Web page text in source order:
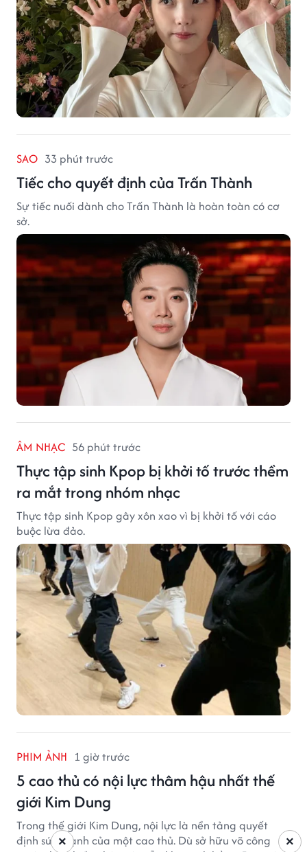
SAO 33 phút trước
Tiếc cho quyết định của Trấn Thành
Sự tiếc nuối dành cho Trấn Thành là hoàn toàn có cơ
sở.
ÂM NHẠC 56 phút trước
Thực tập sinh Kpop bị khởi tố trước thềm
ra mắt trong nhóm nhạc
Thực tập sinh Kpop gây xôn xao vì bị khởi tố với cáo
buộc lừa đảo.
PHIM ẢNH 1 giờ trước
5 cao thủ có nội lực thâm hậu nhất thế
giới Kim Dung
Trong thế giới Kim Dung, nội lực là nền tảng quyết
định sức mạnh của một cao thủ. Dù sở hữu võ công
×
×